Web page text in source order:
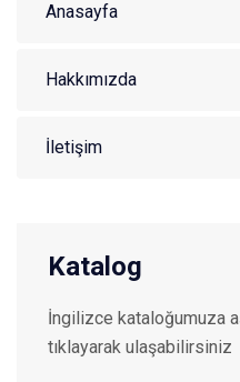
Anasayfa
Hakkımızda
İletişim
Katalog
İngilizce kataloğumuza
tıklayarak ulaşabilirsiniz